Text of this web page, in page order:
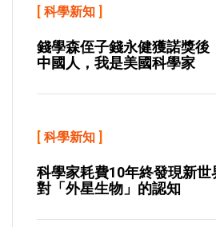
[ 科學新知 ]
錢學森侄子錢永健獲諾獎後
中國人，我是美國科學家
[ 科學新知 ]
科學家耗費10年終發現新
對「外星生物」的認知